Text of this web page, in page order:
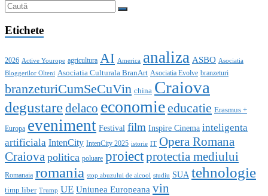
Etichete
2026 Active Yourope agricultura AI America analiza ASBO Asociatia
Bloggerilor Olteni Asociatia Culturala BranArt Asociatia Evolve branzeturi
branzeturiCumSeCuVin china Craiova
degustaredelaco economieeducatie Erasmus +
Europa eveniment Festival film Inspire Cinema inteligenta
artificiala IntenCity IntenCity 2025 istorie IT Opera Romana
Craiova politica poluare proiectprotectia mediului
Romanaia romania stop abuzului de alcool studiu SUA tehnologie
timp liber Trump UE Uniunea Europeana vin